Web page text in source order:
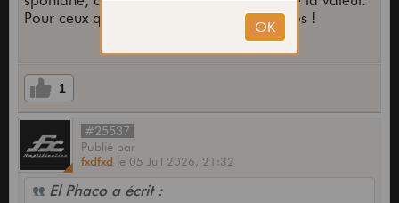
Pour ceux qui hésitent, profitez des promos !
1
#25537
Publié par
fxdfxd le 05 Juil 2026, 21:32
El Phaco a écrit :